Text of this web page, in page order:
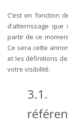
C’est en fonction
d’atterrissage
partir de ce
Ce sera cette
et les définitions
votre visibilité.
3.1.